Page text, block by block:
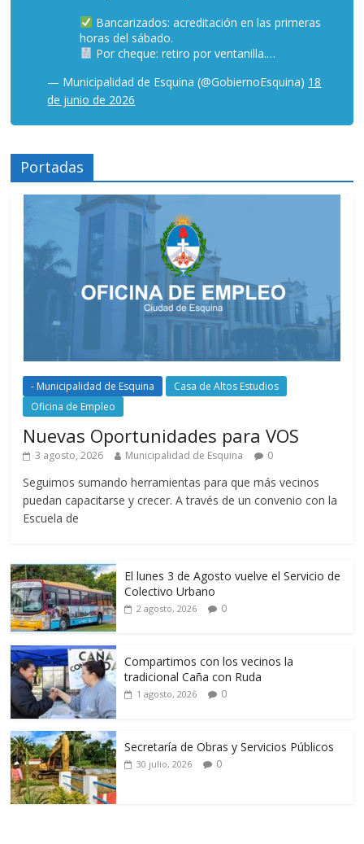
Bancarizados: acreditación en las primeras
horas del sábado.
Por cheque: retiro por ventanilla.…
— Municipalidad de Esquina (@GobiernoEsquina) 18
de junio de 2026
Portadas
- Municipalidad de Esquina
Casa de Altos Estudios
Oficina de Empleo
Nuevas Oportunidades para VOS
3 agosto, 2026 Municipalidad de Esquina 0
Seguimos sumando herramientas para que más vecinos
puedan capacitarse y crecer. A través de un convenio con la
Escuela de
El lunes 3 de Agosto vuelve el Servicio de
Colectivo Urbano
2 agosto, 2026 0
Compartimos con los vecinos la
tradicional Caña con Ruda
1 agosto, 2026 0
Secretaría de Obras y Servicios Públicos
30 julio, 2026 0